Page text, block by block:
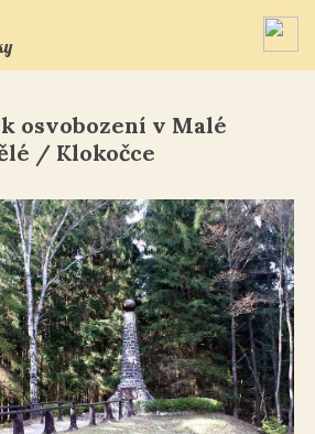
osvobození v Malé
/ Klokočce